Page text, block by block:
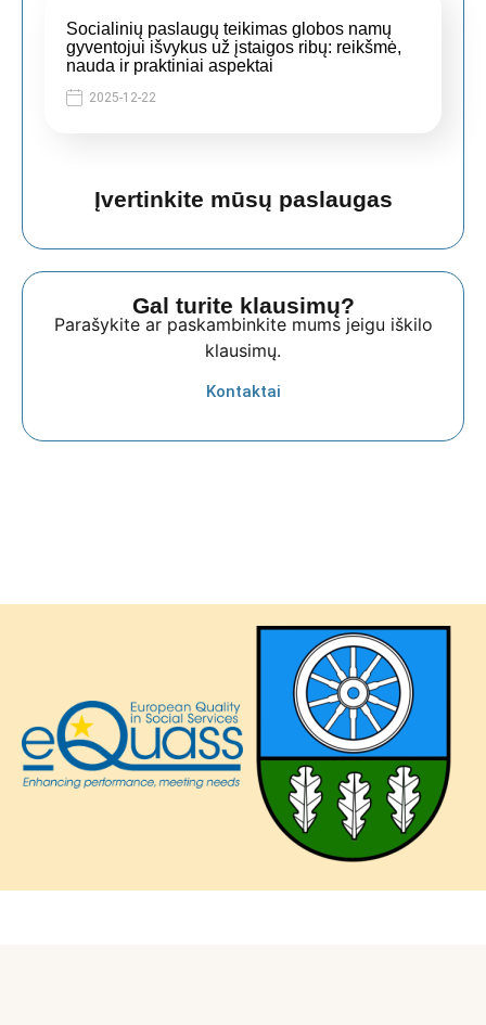
Socialinių paslaugų teikimas globos namų
gyventojui išvykus už įstaigos ribų: reikšmė,
nauda ir praktiniai aspektai
2025-12-22
Įvertinkite mūsų paslaugas
Gal turite klausimų?
Parašykite ar paskambinkite mums jeigu iškilo
klausimų.
Kontaktai